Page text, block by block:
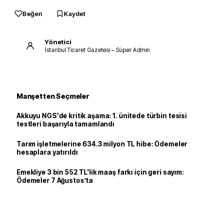
Beğen Kaydet
Yönetici
İstanbul Ticaret Gazetesi – Süper Admin
Manşetten Seçmeler
Akkuyu NGS'de kritik aşama: 1. ünitede türbin tesisi
testleri başarıyla tamamlandı
Tarım işletmelerine 634.3 milyon TL hibe: Ödemeler
hesaplara yatırıldı
Emekliye 3 bin 552 TL'lik maaş farkı için geri sayım:
Ödemeler 7 Ağustos’ta